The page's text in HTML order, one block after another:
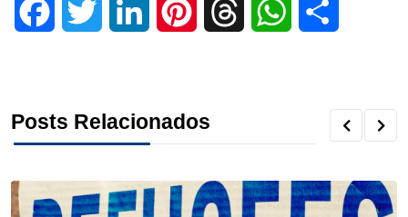
e
o
t
e
k
d
t
r d A
Posts Relacionados